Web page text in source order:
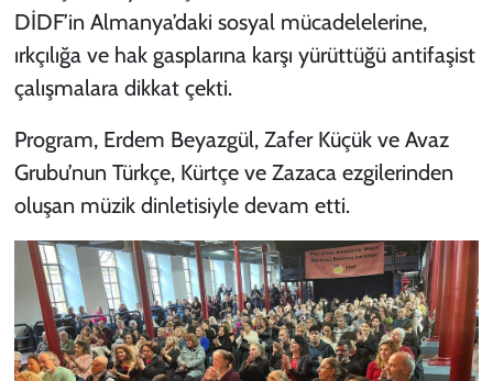
DİDF’in Almanya’daki sosyal mücadelelerine,
ırkçılığa ve hak gasplarına karşı yürüttüğü antifaşist
çalışmalara dikkat çekti.
Program, Erdem Beyazgül, Zafer Küçük ve Avaz
Grubu’nun Türkçe, Kürtçe ve Zazaca ezgilerinden
oluşan müzik dinletisiyle devam etti.